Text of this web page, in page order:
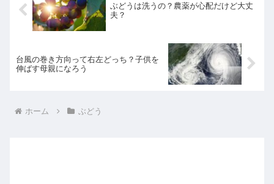
ぶどうは洗うの？農薬が心配だけど大丈
夫？
台風の巻き方向って右左どっち？子供を
伸ばす母親になろう
ホーム ぶどう